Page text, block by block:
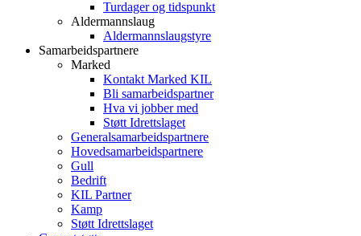
Turdager og tidspunkt
Aldermannslaug
Aldermannslaugstyre
Samarbeidspartnere
Marked
Kontakt Marked KIL
Bli samarbeidspartner
Hva vi jobber med
Støtt Idrettslaget
Generalsamarbeidspartnere
Hovedsamarbeidspartnere
Gull
Bedrift
KIL Partner
Kamp
Støtt Idrettslaget